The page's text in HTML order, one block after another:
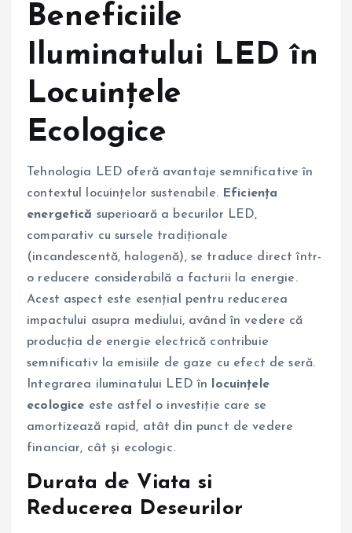
Beneficiile
Iluminatului LED în
Locuințele
Ecologice
Tehnologia LED oferă avantaje semnificative în
contextul locuințelor sustenabile. Eficiența
energetică superioară a becurilor LED,
comparativ cu sursele tradiționale
(incandescentă, halogenă), se traduce direct într-
o reducere considerabilă a facturii la energie.
Acest aspect este esențial pentru reducerea
impactului asupra mediului, având în vedere că
producția de energie electrică contribuie
semnificativ la emisiile de gaze cu efect de seră.
Integrarea iluminatului LED în
locuințele
ecologice este astfel o investiție care se
amortizează rapid, atât din punct de vedere
financiar, cât și ecologic.
Durata de Viata si
Reducerea Deseurilor